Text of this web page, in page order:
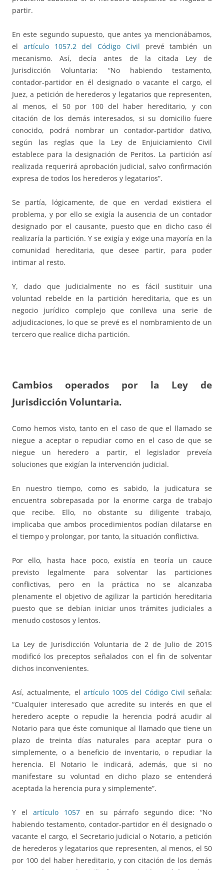
partir.
En este segundo supuesto, que antes ya mencionábamos,
el artículo 1057.2 del Código Civil prevé también un
mecanismo. Así, decía antes de la citada Ley de
Jurisdicción Voluntaria: “No habiendo testamento,
contador-partidor en él designado o vacante el cargo, el
Juez, a petición de herederos y legatarios que representen,
al menos, el 50 por 100 del haber hereditario, y con
citación de los demás interesados, si su domicilio fuere
conocido, podrá nombrar un contador-partidor dativo,
según las reglas que la Ley de Enjuiciamiento Civil
establece para la designación de Peritos. La partición así
realizada requerirá aprobación judicial, salvo confirmación
expresa de todos los herederos y legatarios”.
Se partía, lógicamente, de que en verdad existiera el
problema, y por ello se exigía la ausencia de un contador
designado por el causante, puesto que en dicho caso él
realizaría la partición. Y se exigía y exige una mayoría en la
comunidad hereditaria, que desee partir, para poder
intimar al resto.
Y, dado que judicialmente no es fácil sustituir una
voluntad rebelde en la partición hereditaria, que es un
negocio jurídico complejo que conlleva una serie de
adjudicaciones, lo que se prevé es el nombramiento de un
tercero que realice dicha partición.
Cambios operados por la Ley de
Jurisdicción Voluntaria.
Como hemos visto, tanto en el caso de que el llamado se
niegue a aceptar o repudiar como en el caso de que se
niegue un heredero a partir, el legislador preveía
soluciones que exigían la intervención judicial.
En nuestro tiempo, como es sabido, la judicatura se
encuentra sobrepasada por la enorme carga de trabajo
que recibe. Ello, no obstante su diligente trabajo,
implicaba que ambos procedimientos podían dilatarse en
el tiempo y prolongar, por tanto, la situación conflictiva.
Por ello, hasta hace poco, existía en teoría un cauce
previsto legalmente para solventar las particiones
conflictivas, pero en la práctica no se alcanzaba
plenamente el objetivo de agilizar la partición hereditaria
puesto que se debían iniciar unos trámites judiciales a
menudo costosos y lentos.
La Ley de Jurisdicción Voluntaria de 2 de Julio de 2015
modificó los preceptos señalados con el fin de solventar
dichos inconvenientes.
Así, actualmente, el artículo 1005 del Código Civil señala:
“Cualquier interesado que acredite su interés en que el
heredero acepte o repudie la herencia podrá acudir al
Notario para que éste comunique al llamado que tiene un
plazo de treinta días naturales para aceptar pura o
simplemente, o a beneficio de inventario, o repudiar la
herencia. El Notario le indicará, además, que si no
manifestare su voluntad en dicho plazo se entenderá
aceptada la herencia pura y simplemente”.
Y elartículo 1057 en su párrafo segundo dice: “No
habiendo testamento, contador-partidor en él designado o
vacante el cargo, el Secretario judicial o Notario, a petición
de herederos y legatarios que representen, al menos, el 50
por 100 del haber hereditario, y con citación de los demás